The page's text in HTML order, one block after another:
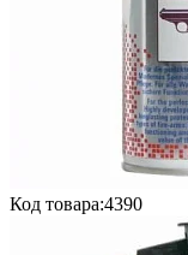
Код товара:4390